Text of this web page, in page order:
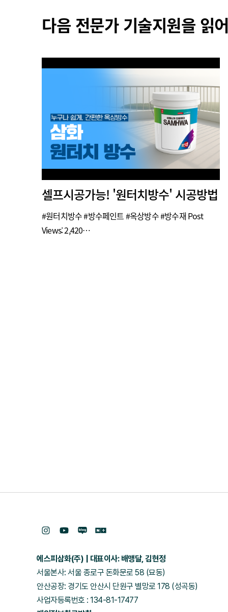
다음 전문가 기술지원을 읽
셀프시공가능! '원터치방수' 시공방법
#원터치방수 #방수페인트 #옥상방수 #방수재 Post
Views: 2,420…
에스피삼화(주)
대표이사: 배맹달, 김현정
서울본사: 서울 종로구 돈화문로 58 (묘동)
안산공장: 경기도 안산시 단원구 별망로 178 (성곡동)
사업자등록번호 : 134-81-17477